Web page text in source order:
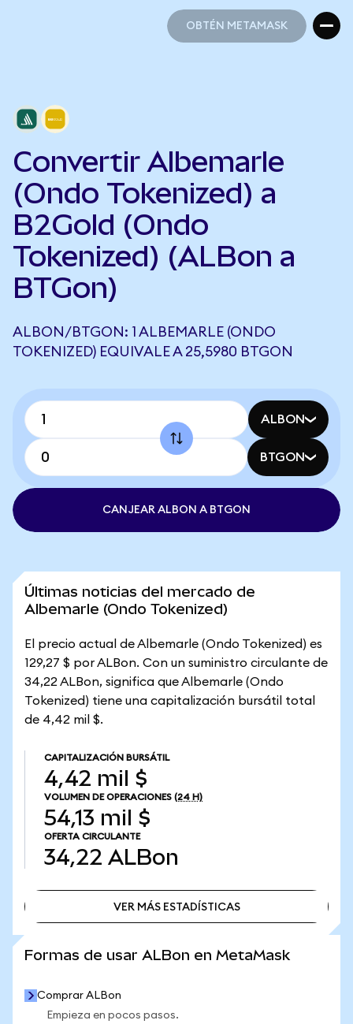
OBTÉN METAMASK
Convertir Albemarle
(Ondo Tokenized) a
B2Gold (Ondo
Tokenized) (ALBon a
BTGon)
ALBON/BTGON: 1 ALBEMARLE (ONDO
TOKENIZED) EQUIVALE A 25,5980 BTGON
ALBON
BTGON
CANJEAR ALBON A BTGON
Últimas noticias del mercado de
Albemarle (Ondo Tokenized)
El precio actual de Albemarle (Ondo Tokenized) es
129,27 $ por ALBon. Con un suministro circulante de
34,22 ALBon, significa que Albemarle (Ondo
Tokenized) tiene una capitalización bursátil total
de 4,42 mil $.
CAPITALIZACIÓN BURSÁTIL
4,42 mil $
VOLUMEN DE OPERACIONES (24 H)
54,13 mil $
OFERTA CIRCULANTE
34,22 ALBon
VER MÁS ESTADÍSTICAS
Formas de usar ALBon en MetaMask
Comprar ALBon
Empieza en pocos pasos.